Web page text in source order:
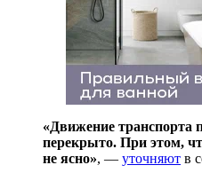
«Движение транспорта
перекрыто. При этом,
не ясно», — уточняют в